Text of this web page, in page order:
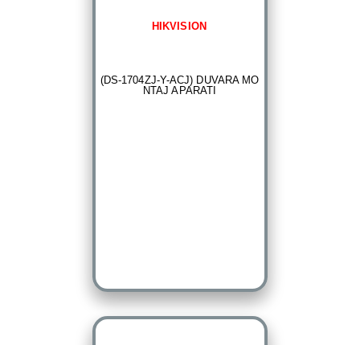
HIKVISION
(DS-1704ZJ-Y-ACJ) DUVARA MO
NTAJ APARATI